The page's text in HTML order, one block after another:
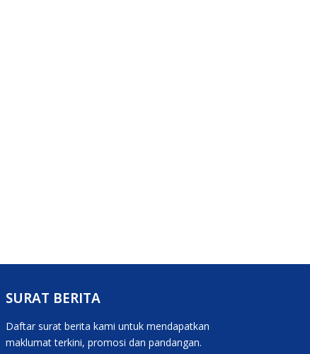
SURAT BERITA
Daftar surat berita kami untuk mendapatkan
maklumat terkini, promosi dan pandangan.